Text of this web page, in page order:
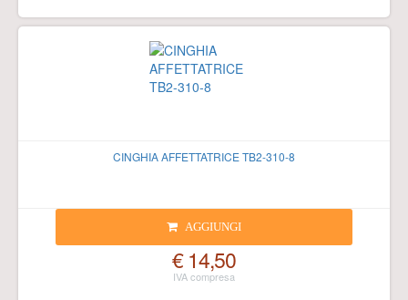
CINGHIA AFFETTATRICE TB2-310-8
AGGIUNGI
€ 14,50